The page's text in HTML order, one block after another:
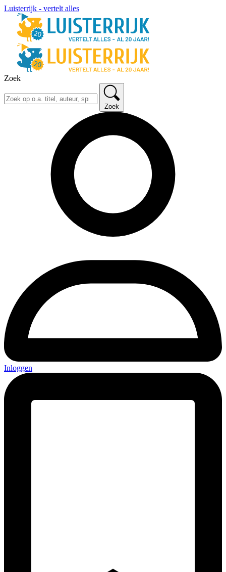
Luisterrijk - vertelt alles
Zoek
Zoek
Inloggen